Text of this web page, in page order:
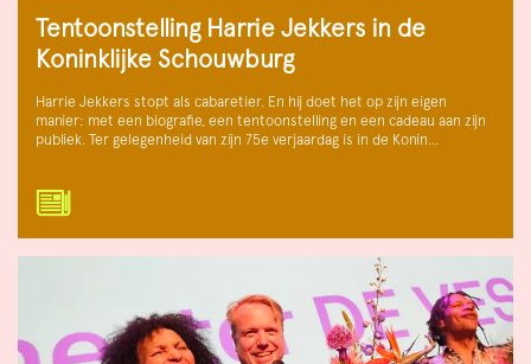
Tentoonstelling Harrie Jekkers in de
Koninklijke Schouwburg
Harrie Jekkers stopt als cabaretier. En hij doet het op zijn eigen
manier: met een biografie, een tentoonstelling en een cadeau aan zijn
publiek. Ter gelegenheid van zijn 75e verjaardag is in de Konin…